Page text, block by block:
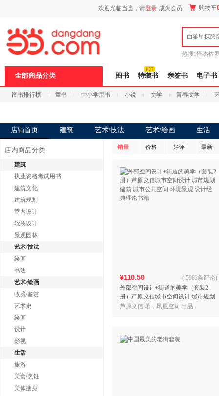
欢迎光临当当，请登录 成为会员 购物车
白狼星探险
热搜: 怪杰佐
全部商品分类 图书 特装书 亲签书 电子书
图书排行榜 童书 中小学用书 小说 文学 青春文学
店铺首页 建筑 艺术/技法 艺术/绘画 生活
店内商品分类
建筑
执业资格考试用书
建筑文化
建筑规划
室内设计
软装设计
景观园林
艺术/技法
绘画
书法
艺术/绘画
收藏/鉴赏
艺术史
绘画
设计
影视
生活
旅游
美食/烹饪
美体瘦身
销量 价格 好评 最新
¥110.50
外部空间设计+街道的美学（套装2
册）芦原义信城市空间设计 城市规划
建筑 城市公共空间 环境景观 设计经
( 5983条评论)
芦原义信 著，凤凰空间 出品
页
浪
打